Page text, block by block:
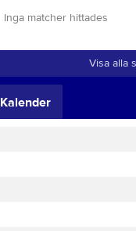
Inga matcher hittades
Visa alla
Kalender